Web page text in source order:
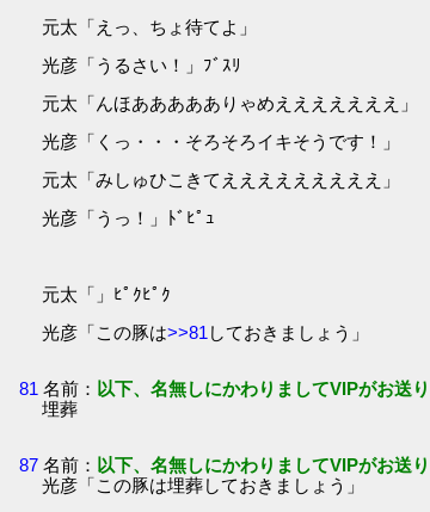
元太「えっ、ちょ待てよ」
光彦「うるさい！」ﾌﾞｽﾘ
元太「んほああああありゃめえええええええ」
光彦「くっ・・・そろそろイキそうです！」
元太「みしゅひこきてえええええええええ」
光彦「うっ！」ﾄﾞﾋﾟｭ
元太「」ﾋﾟｸﾋﾟｸ
光彦「この豚は>>81 しておきましょう」
81 名前： 以下、名無しにかわりましてVIPがお送
埋葬
87 名前： 以下、名無しにかわりましてVIPがお送
光彦「この豚は埋葬しておきましょう」